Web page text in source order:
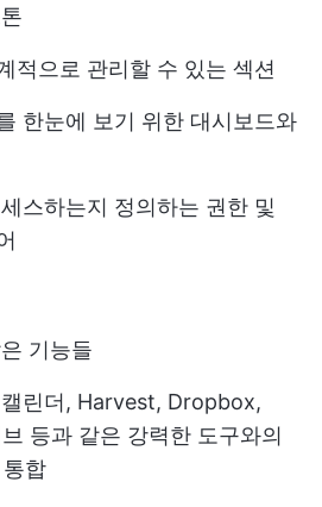
적으로 관리할 수 있는 섹션
한눈에 보기 위한 대시보드와
스하는지 정의하는 권한 및
기능들
린더, Harvest, Dropbox,
등과 같은 강력한 도구와의
합